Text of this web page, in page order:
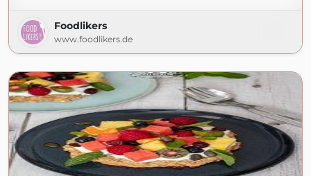
Foodlikers
www.foodlikers.de